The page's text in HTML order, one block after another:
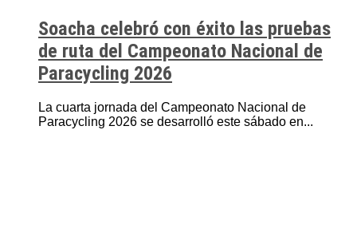
Soacha celebró con éxito las pruebas
de ruta del Campeonato Nacional de
Paracycling 2026
La cuarta jornada del Campeonato Nacional de
Paracycling 2026 se desarrolló este sábado en...